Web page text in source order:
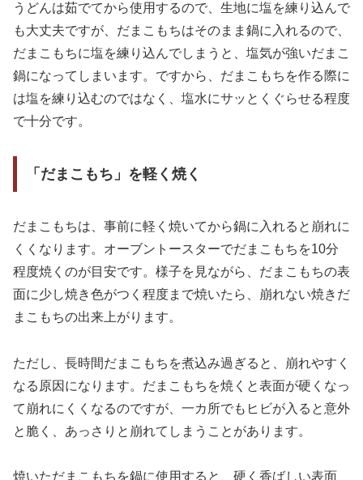
うどんは茹でてから使用するので、生地に塩を練り込んで
も大丈夫ですが、だまこもちはそのまま鍋に入れるので、
だまこもちに塩を練り込んでしまうと、塩気が強いだまこ
鍋になってしまいます。ですから、だまこもちを作る際に
は塩を練り込むのではなく、塩水にサッとくぐらせる程度
で十分です。
「だまこもち」を軽く焼く
だまこもちは、事前に軽く焼いてから鍋に入れると崩れに
くくなります。オーブントースターでだまこもちを10分
程度焼くのが目安です。様子を見ながら、だまこもちの表
面に少し焼き色がつく程度まで焼いたら、崩れない焼きだ
まこもちの出来上がります。
ただし、長時間だまこもちを煮込み過ぎると、崩れやすく
なる原因になります。だまこもちを焼くと表面が硬くなっ
て崩れにくくなるのですが、一カ所でもヒビが入ると意外
と脆く、あっさりと崩れてしまうことがあります。
焼いただまこもちを鍋に使用すると、硬く香ばしい表面